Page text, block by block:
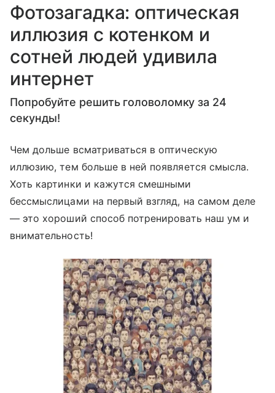
Фотозагадка: оптическая
иллюзия с котенком и
сотней людей удивила
интернет
Попробуйте решить головоломку за 24
секунды!
Чем дольше всматриваться в оптическую
иллюзию, тем больше в ней появляется смысла.
Хоть картинки и кажутся смешными
бессмыслицами на первый взгляд, на самом деле
— это хороший способ потренировать наш ум и
внимательность!